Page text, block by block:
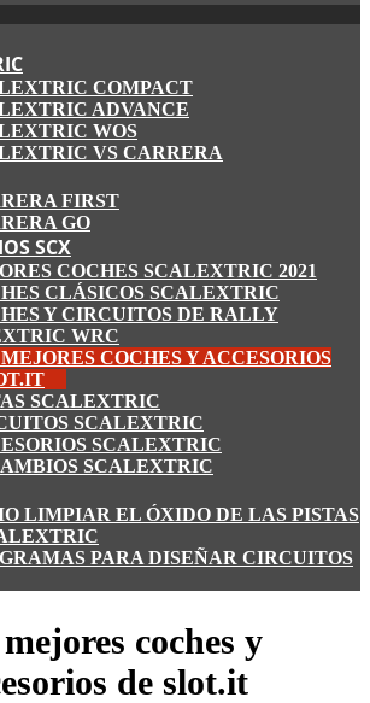
COMPACT
ADVANCE
WOS
VS CARRERA
FIRST
GO
SCX
COCHES SCALEXTRIC 2021
CLÁSICOS SCALEXTRIC
Y CIRCUITOS DE RALLY
WRC
COCHES Y ACCESORIOS
SCALEXTRIC
SCALEXTRIC
SCALEXTRIC
SCALEXTRIC
LIMPIAR EL ÓXIDO DE LAS PISTAS
PARA DISEÑAR CIRCUITOS
coches y
de slot.it